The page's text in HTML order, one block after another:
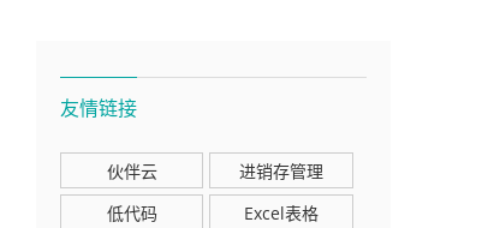
友情链接
伙伴云
进销存管理
低代码
Excel表格